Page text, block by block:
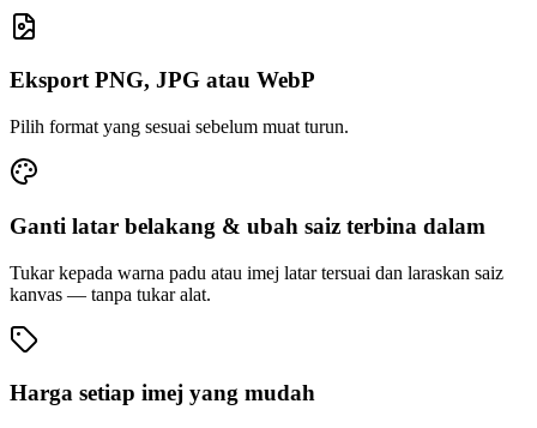
Eksport PNG, JPG atau WebP
Pilih format yang sesuai sebelum muat turun.
Ganti latar belakang & ubah saiz terbina dalam
Tukar kepada warna padu atau imej latar tersuai dan laraskan saiz
kanvas — tanpa tukar alat.
Harga setiap imej yang mudah